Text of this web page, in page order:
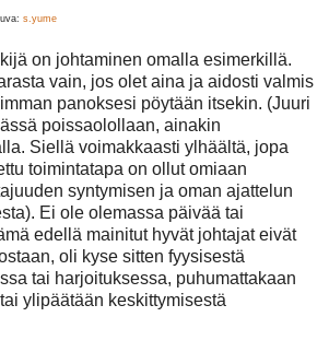
s.yume
on johtaminen omalla esimerkillä.
vain, jos olet aina ja aidosti valmis
panoksesi pöytään itsekin. (Juuri
poissaolollaan, ainakin
Siellä voimakkaasti ylhäältä, jopa
toimintatapa on ollut omiaan
syntymisen ja oman ajattelun
Ei ole olemassa päivää tai
edellä mainitut hyvät johtajat eivät
oli kyse sitten fyysisestä
tai harjoituksessa, puhumattakaan
ylipäätään keskittymisestä